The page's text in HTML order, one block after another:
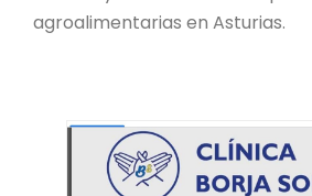
agroalimentarias en Asturias.